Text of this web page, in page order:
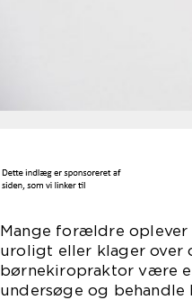
Mange forældre
uroligt eller klager over
børnekiropraktor være
undersøge og behandle